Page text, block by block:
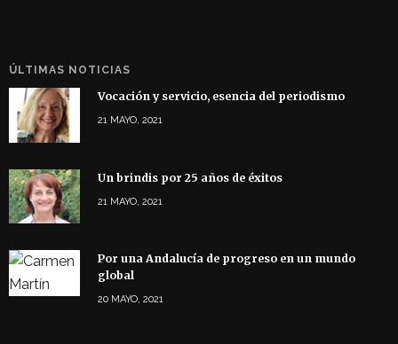
ÚLTIMAS NOTICIAS
Vocación y servicio, esencia del periodismo
21 MAYO, 2021
Un brindis por 25 años de éxitos
21 MAYO, 2021
Por una Andalucía de progreso en un mundo
global
20 MAYO, 2021